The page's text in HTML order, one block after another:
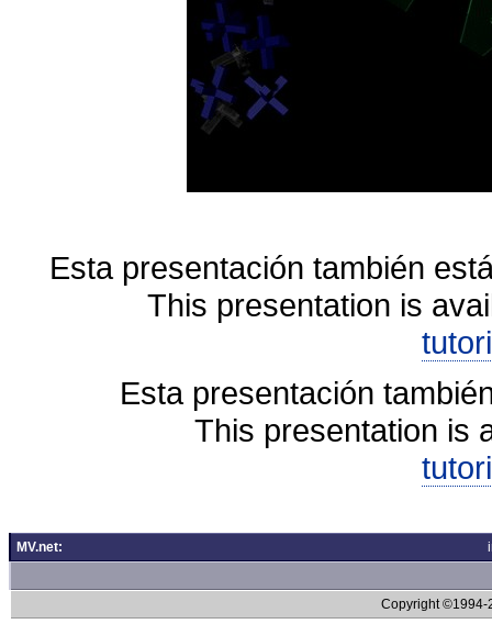
Esta presentación también
This presentation is
Esta presentación
This presentation is
MV.net:
Copyright ©1994-